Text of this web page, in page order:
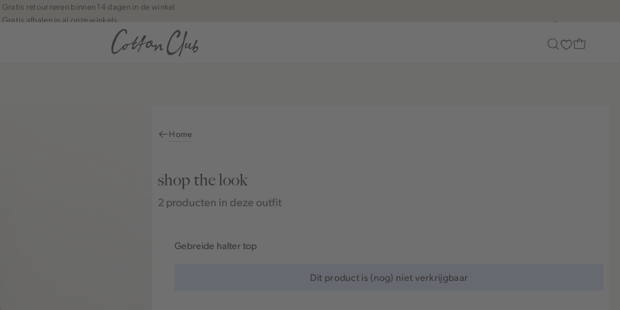
Gratis retourneren binnen 14 dagen in de winkel
Gratis afhalen in al onze winkels
Jouw bestelling wordt binnen 1 tot 5 dagen bezorgd
Betaal zoals jij wilt: o.a. iDEAL | Wero, Riverty, Apple pay & creditcard
Home
shop the look
2 producten in deze outfit
Gebreide halter top
Dit product is (nog) niet verkrijgbaar